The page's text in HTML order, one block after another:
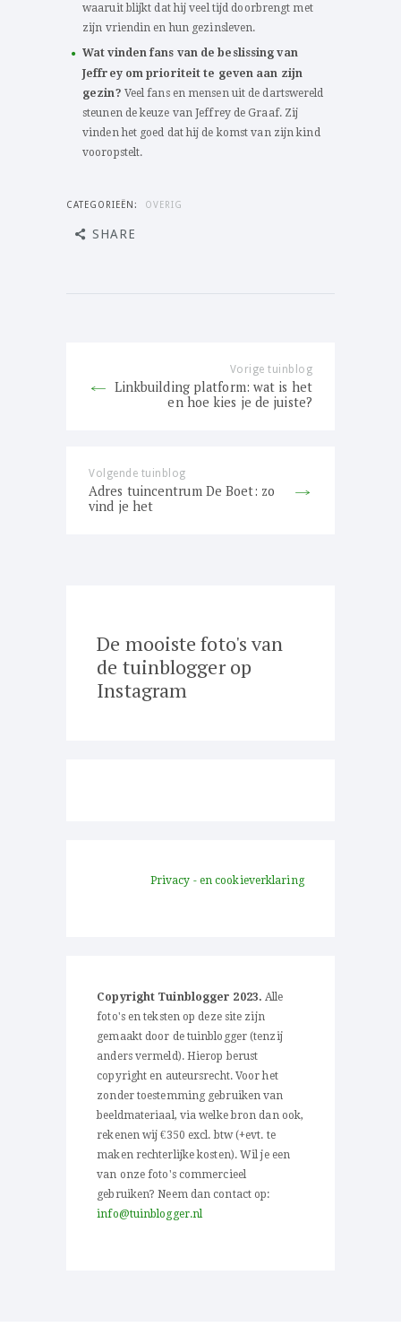
waaruit blijkt dat hij veel tijd doorbrengt met
zijn vriendin en hun gezinsleven.
Wat vinden fans van de beslissing van
Jeffrey om prioriteit te geven aan zijn
gezin? Veel fans en mensen uit de dartswereld
steunen de keuze van Jeffrey de Graaf. Zij
vinden het goed dat hij de komst van zijn kind
vooropstelt.
CATEGORIEËN: OVERIG
SHARE
Vorige tuinblog
Linkbuilding platform: wat is het
en hoe kies je de juiste?
Volgende tuinblog
post:
Adres tuincentrum De Boet: zo
vind je het
De mooiste foto's van
de tuinblogger op
Instagram
Privacy - en cookieverklaring
Copyright Tuinblogger 2023. Alle
foto's en teksten op deze site zijn
gemaakt door de tuinblogger (tenzij
anders vermeld). Hierop berust
copyright en auteursrecht. Voor het
zonder toestemming gebruiken van
beeldmateriaal, via welke bron dan ook,
rekenen wij €350 excl. btw (+evt. te
maken rechterlijke kosten). Wil je een
van onze foto's commercieel
gebruiken? Neem dan contact op:
info@tuinblogger.nl